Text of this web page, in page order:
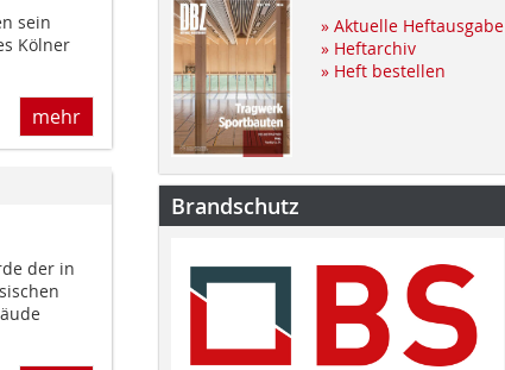
sein
Kölner
mehr
der in
» Aktuelle Heftausgabe
» Heftarchiv
» Heft bestellen
Brandschutz